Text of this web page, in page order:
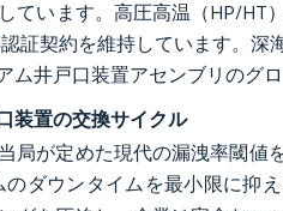
ています。高圧高温（HP/
証契約を維持しています。
井戸口装置アセンブリのグ
装置の交換サイクル
局が定めた現代の漏洩率閾値
ダウンタイムを最小限に抑